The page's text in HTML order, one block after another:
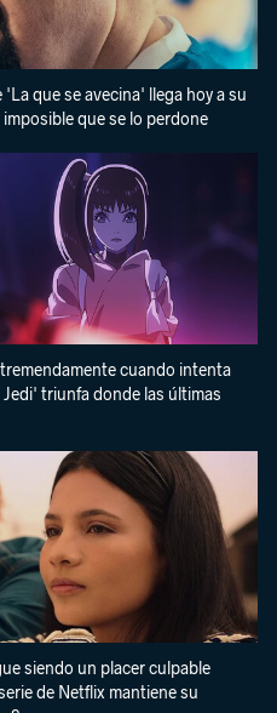
que se avecina' llega hoy a su
que se lo perdone
cuando intenta
triunfa donde las últimas
siendo un placer culpable
de Netflix mantiene su